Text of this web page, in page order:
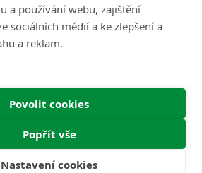
a používání webu, zajištění
sociálních médií a ke zlepšení a
a reklam.
Povolit cookies
Popřít vše
Nastavení cookies